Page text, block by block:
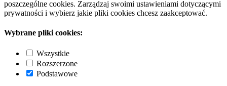
poszczególne cookies. Zarządzaj swoimi ustawieniami dotyczącymi
prywatności i wybierz jakie pliki cookies chcesz zaakceptować.
Wybrane pliki cookies:
Wszystkie
Rozszerzone
Podstawowe